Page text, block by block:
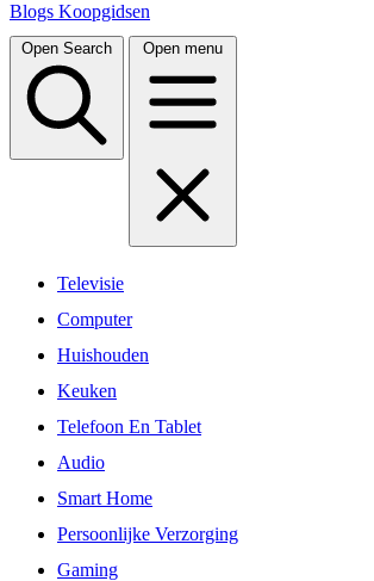
Blogs Koopgidsen
Open Search Open menu
Televisie
Computer
Huishouden
Keuken
Telefoon En Tablet
Audio
Smart Home
Persoonlijke Verzorging
Gaming